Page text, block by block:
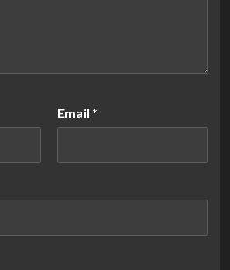
Email *